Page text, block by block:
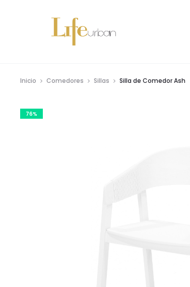
Inicio Comedores Sillas Silla de Comedor Ash
76%